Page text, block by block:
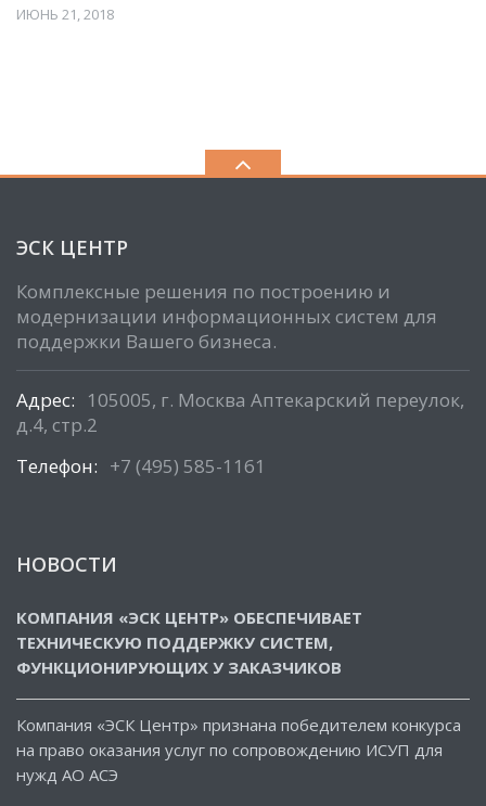
ИЮНЬ 21, 2018
ЭСК ЦЕНТР
Комплексные решения по построению и
модернизации информационных систем для
поддержки Вашего бизнеса.
Адрес:
105005, г. Москва Аптекарский переулок,
д.4, стр.2
Телефон: +7 (495) 585-1161
НОВОСТИ
КОМПАНИЯ «ЭСК ЦЕНТР» ОБЕСПЕЧИВАЕТ
ТЕХНИЧЕСКУЮ ПОДДЕРЖКУ СИСТЕМ,
ФУНКЦИОНИРУЮЩИХ У ЗАКАЗЧИКОВ
Компания «ЭСК Центр» признана победителем конкурса
на право оказания услуг по сопровождению ИСУП для
нужд АО АСЭ